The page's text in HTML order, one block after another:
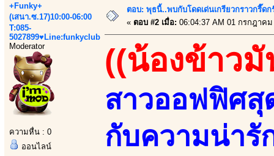
+Funky+
(เสนา.ซ.17)10:00-06:00
T:085-
5027899♥Line:funkyclub
Moderator
ความหื่น : 0
ออนไลน์
ตอบ: พุธนี้..พบกับโดดเด่นเกรียวกราวกรี๊
« ตอบ #2 เมื่อ: 06:04:37 AM 01 กรกฎาคม
((น้องข้าวมั
สาวออฟฟิศสุ
กับความน่ารั